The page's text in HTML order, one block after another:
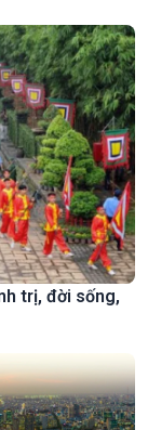
trị, đời sống,